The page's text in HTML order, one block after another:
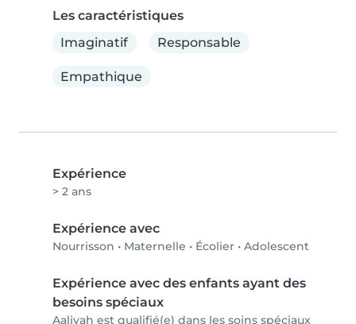
Les caractéristiques
Imaginatif
Responsable
Empathique
Expérience
> 2 ans
Expérience avec
Nourrisson • Maternelle • Écolier • Adolescent
Expérience avec des enfants ayant des
besoins spéciaux
Aaliyah est qualifié(e) dans les soins spéciaux